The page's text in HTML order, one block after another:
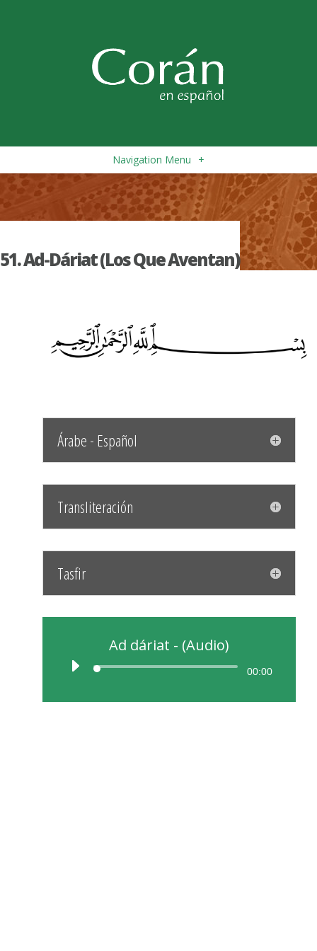
Navigation Menu +
51. Ad-Dáriat (Los Que Aventan)
Árabe - Español
Transliteración
Tasfir
Ad dáriat - (Audio)
00:00